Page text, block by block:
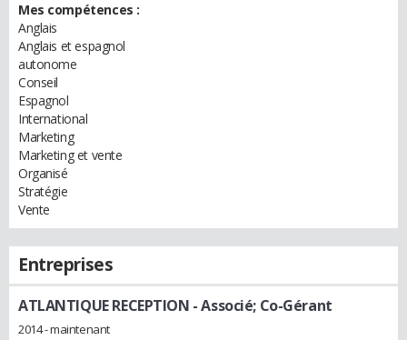
Mes compétences :
Anglais
Anglais et espagnol
autonome
Conseil
Espagnol
International
Marketing
Marketing et vente
Organisé
Stratégie
Vente
Entreprises
ATLANTIQUE RECEPTION - Associé; Co-Gérant
2014 - maintenant